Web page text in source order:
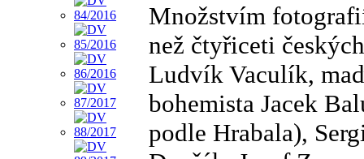
Množstvím
než čtyřiceti
Ludvík Vaculík,
bohemista Jacek
podle Hrabala),